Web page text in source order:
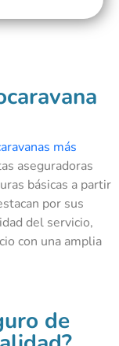
más
aseguradoras
básicas a partir
por sus
del servicio,
con una amplia
de